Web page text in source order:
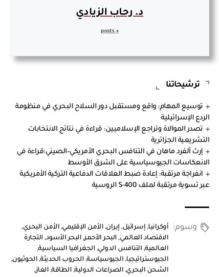
د. رحاب الزيادي
ترشيحاتنا
توسيع المهام: واقع ومستقبل دور السلاح البحري في منظومة
الردع الإسرائيلية
تصدر الموالاة وتراجع الإسلاميين: قراءة في نتائج الانتخابات
التشريعية الجزائرية
إرث ألفرد ماهان في التنافس البحري الأمريكي–الصيني:قراءة في
الانعكاسات الجيوسياسية على الشرق الأوسط
انفراجة مرتقبة: إعادة ضبط العلاقات الدفاعية التركية الأمريكية
عبر تسوية مرتقبة لملف S-400 الروسية
وسوم: أوكرانيا,إسرائيل,إيران,الأمن الإقليمي,الأمن البحري,
الاقتصاد العالمي,البحر الأحمر,البحر الأسود,التجارة
العالمية,التنافس الدولي,الجغرافيا السياسية,
الجيوستراتيجيا,الجيوسياسة,الحروب الحديثة,الحوثيون,
الشحن البحري,الصراعات الدولية,الطاقة,الغاز,